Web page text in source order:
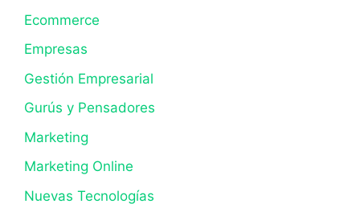
Ecommerce
Empresas
Gestión Empresarial
Gurús y Pensadores
Marketing
Marketing Online
Nuevas Tecnologías